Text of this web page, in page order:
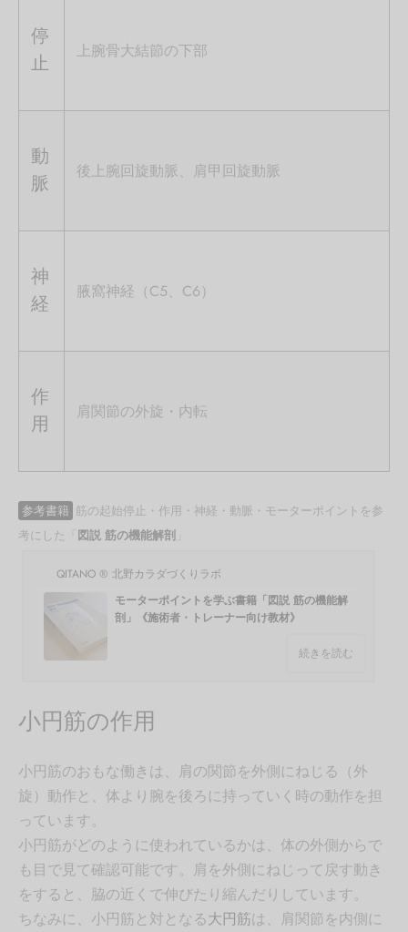
停
止
上腕骨大結節の下部
動
脈
後上腕回旋動脈、肩甲回旋動脈
神
経
腋窩神経（C5、C6）
作
用
肩関節の外旋・内転
参考書籍 筋の起始停止・作用・神経・動脈・モーターポイントを参
考にした「 図説 筋の機能解剖
QITANO ® 北野カラダづくりラボ
モーターポイントを学ぶ書籍「図説 筋の機能解
剖」《施術者・トレーナー向け教材》
続きを読む
小円筋の作用
小円筋のおもな働きは、肩の関節を外側にねじる（外
旋）動作と、体より腕を後ろに持っていく時の動作を担
っています。
小円筋がどのように使われているかは、体の外側からで
も目で見て確認可能です。肩を外側にねじって戻す動き
をすると、脇の近くで伸びたり縮んだりしています。
ちなみに、小円筋と対となる大円筋は、肩関節を内側に